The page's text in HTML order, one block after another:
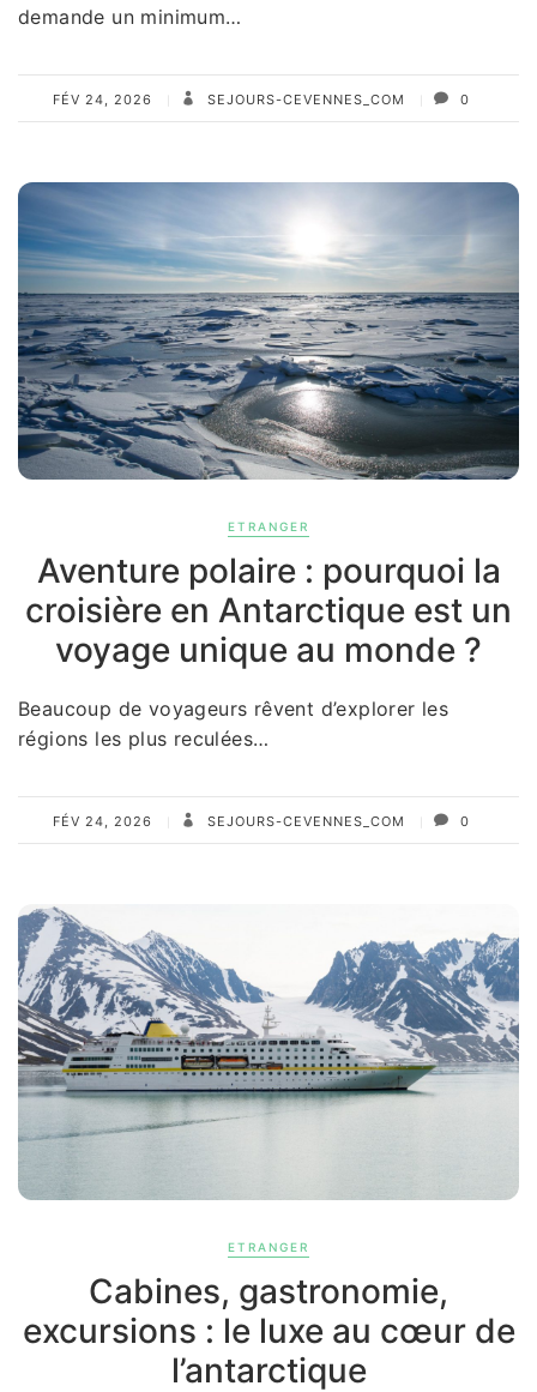
demande un minimum…
FÉV 24, 2026 SEJOURS-CEVENNES_COM 0
ETRANGER
Aventure polaire : pourquoi la
croisière en Antarctique est un
voyage unique au monde ?
Beaucoup de voyageurs rêvent d’explorer les
régions les plus reculées…
FÉV 24, 2026 SEJOURS-CEVENNES_COM 0
ETRANGER
Cabines, gastronomie,
excursions : le luxe au cœur de
l’antarctique